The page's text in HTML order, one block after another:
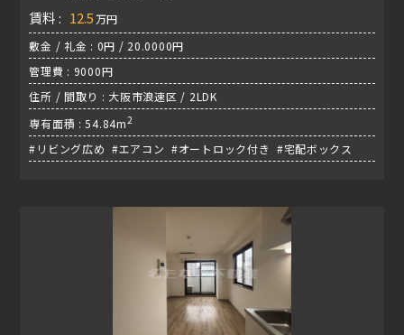
賃料 : 12.5 万円
敷金 / 礼金 : 0円 / 20.0000円
管理費 : 9000円
住所 / 間取り : 大阪市浪速区 / 2LDK
専有面積 : 54.84m2
#リビング広め #エアコン #オートロック付き #宅配ボックス